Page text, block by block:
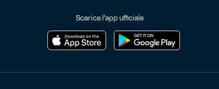
Scarica l'app ufficiale